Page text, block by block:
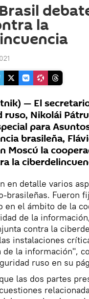
la
— El
ruso, Nikolái
para
brasileña,
Moscú la
la
en detalle varios
brasileñas. Fueron
en el ámbito de la
de la
contra la
instalaciones
de la información",
ruso en su
las dos partes